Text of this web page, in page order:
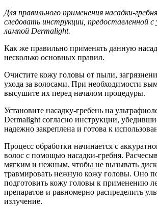
Для правильного применения насадки-
следовать инструкции, предоставленной
лампой Dermalight.
Как же правильно применять данную
несколько основных правил.
Очистите кожу головы от пыли,
ухода за волосами. При необходимости
высушите их перед началом процедуры.
Установите насадку-гребень на
Dermalight согласно инструкции,
надежно закреплена и готова к
Процесс обработки начинается с
волос с помощью насадки-гребня.
мягким и нежным, чтобы не вызывать
травмировать нежную кожу головы. Оно
подготовить кожу головы к применению
препаратов и равномерно распределить
излучение.